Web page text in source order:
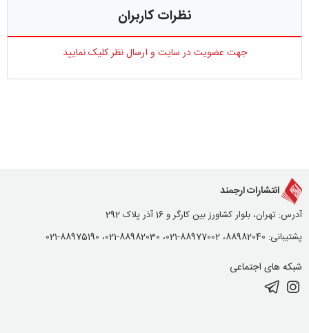
نظرات کاربران
جهت عضویت در سایت و ارسال نظر کلیک نمایید
انتشارات ارجمند
آدرس: تهران، بلوار کشاورز بین کارگر و 16 آذر پلاک 292
پشتیبانی: 88982040، 88977002-021، 88982030-021، 88975190-021
شبکه های اجتماعی